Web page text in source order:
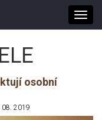
osobní
08. 2019